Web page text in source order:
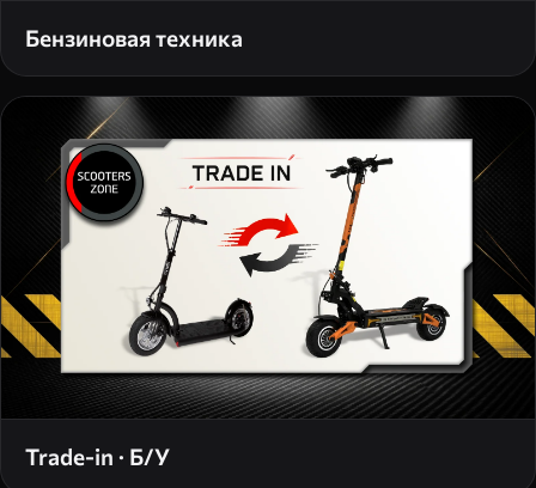
Бензиновая техника
Trade-in · Б/У